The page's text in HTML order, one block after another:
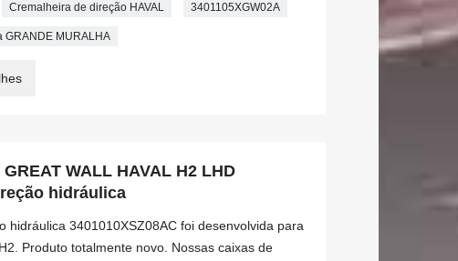
Cremalheira de direção HAVAL 3401105XGW02A
GRANDE MURALHA
WALL HAVAL H2 LHD
hidráulica
hidráulica 3401010XSZ08AC foi desenvolvida para
Produto totalmente novo. Nossas caixas de